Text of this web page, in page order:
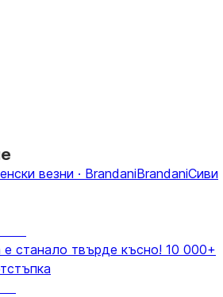
везни · BrandaniBrandaniСиви
е станало твърде късно! 10 000+